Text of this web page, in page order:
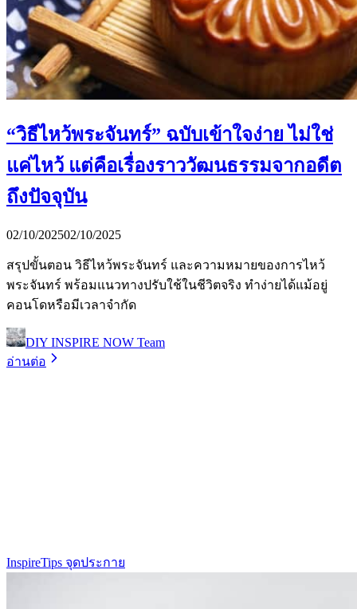
“วิธีไหว้พระจันทร์” ฉบับเข้าใจง่าย ไม่ใช่
แค่ไหว้ แต่คือเรื่องราววัฒนธรรมจากอดีต
ถึงปัจจุบัน
02/10/202502/10/2025
สรุปขั้นตอน วิธีไหว้พระจันทร์ และความหมายของการไหว้
พระจันทร์ พร้อมแนวทางปรับใช้ในชีวิตจริง ทำง่ายได้แม้อยู่
คอนโดหรือมีเวลาจำกัด
DIY INSPIRE NOW Team
อ่านต่อ
InspireTips จุดประกาย